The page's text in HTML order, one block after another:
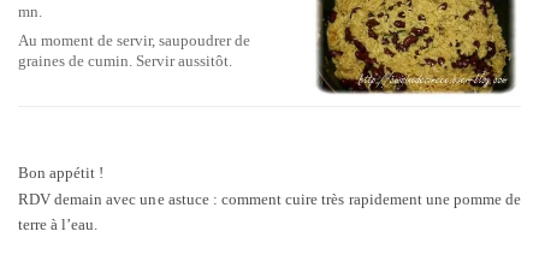
mn.
Au moment de servir, saupoudrer de
graines de cumin. Servir aussitôt.
Bon appétit !
RDV demain avec une astuce : comment cuire très rapidement une pomme de
terre à l’eau.